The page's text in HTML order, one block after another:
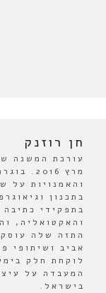
חן רוזנק
מרץ
והאמנויות על
בתכנון
בתפקידי
התזה שלה
אביב ושיתופי
לוקחת חלק
המעבדה על
בישראל.